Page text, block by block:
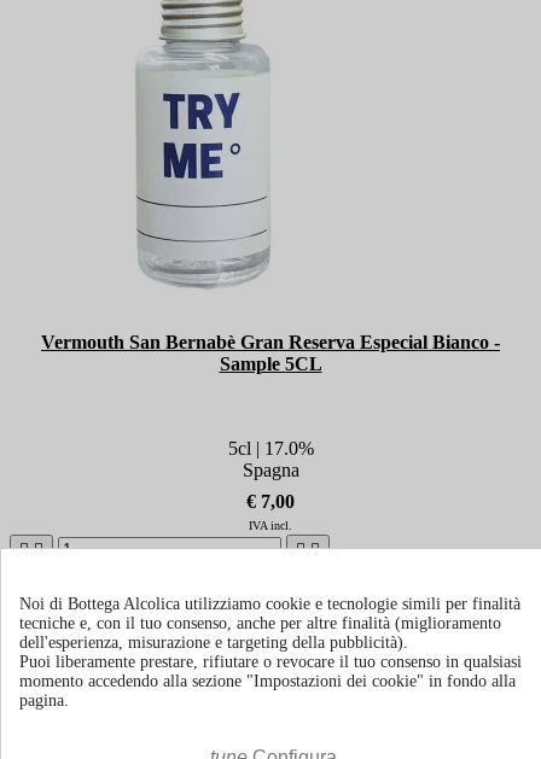
Vermouth San Bernabè Gran Reserva Especial Bianco -
Sample 5CL
5cl | 17.0%
Spagna
€ 7,00
IVA incl.
   
Noi di Bottega Alcolica utilizziamo cookie e tecnologie simili per finalità
tecniche e, con il tuo consenso, anche per altre finalità (miglioramento
dell'esperienza, misurazione e targeting della pubblicità).
Puoi liberamente prestare, rifiutare o revocare il tuo consenso in qualsiasi
momento accedendo alla sezione "Impostazioni dei cookie" in fondo alla
pagina.